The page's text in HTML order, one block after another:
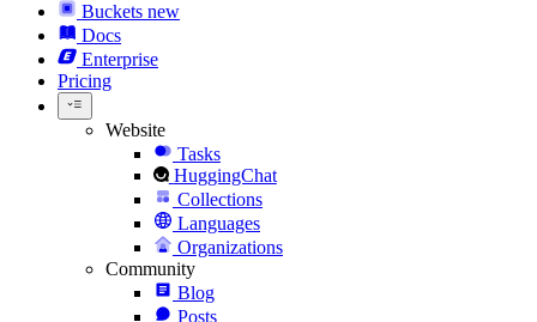
Buckets new
Docs
Enterprise
Pricing
Website
Tasks
HuggingChat
Collections
Languages
Organizations
Community
Blog
Posts